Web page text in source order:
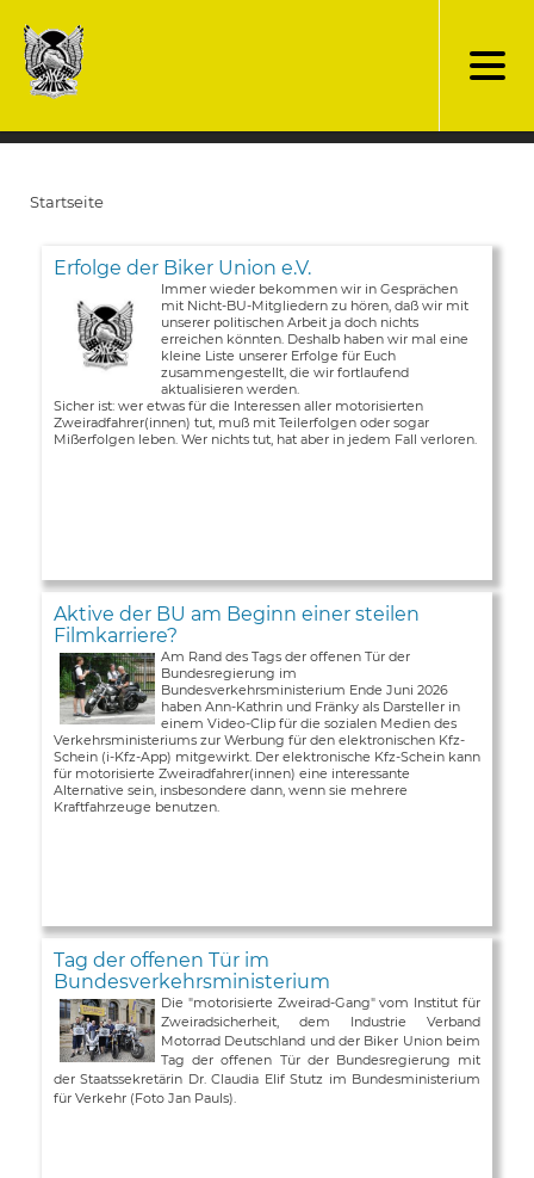
zum
Inhalt
Startseite
Erfolge der Biker Union e.V.
Immer wieder bekommen wir in Gesprächen
mit Nicht-BU-Mitgliedern zu hören, daß wir mit
unserer politischen Arbeit ja doch nichts
erreichen könnten. Deshalb haben wir mal eine
kleine Liste unserer Erfolge für Euch
zusammengestellt, die wir fortlaufend
aktualisieren werden.
Sicher ist: wer etwas für die Interessen aller motorisierten
Zweiradfahrer(innen) tut, muß mit Teilerfolgen oder sogar
Mißerfolgen leben. Wer nichts tut, hat aber in jedem Fall verloren.
Aktive der BU am Beginn einer steilen
Filmkarriere?
Am Rand des Tags der offenen Tür der
Bundesregierung im
Bundesverkehrsministerium Ende Juni 2026
haben Ann-Kathrin und Fränky als Darsteller in
einem Video-Clip für die sozialen Medien des
Verkehrsministeriums zur Werbung für den elektronischen Kfz-
Schein (i-Kfz-App) mitgewirkt. Der elektronische Kfz-Schein kann
für motorisierte Zweiradfahrer(innen) eine interessante
Alternative sein, insbesondere dann, wenn sie mehrere
Kraftfahrzeuge benutzen.
Tag der offenen Tür im
Bundesverkehrsministerium
Die "motorisierte Zweirad-Gang" vom Institut für
Zweiradsicherheit, dem Industrie Verband
Motorrad Deutschland und der Biker Union beim
Tag der offenen Tür der Bundesregierung mit
der Staatssekretärin Dr. Claudia Elif Stutz im Bundesministerium
für Verkehr (Foto Jan Pauls).